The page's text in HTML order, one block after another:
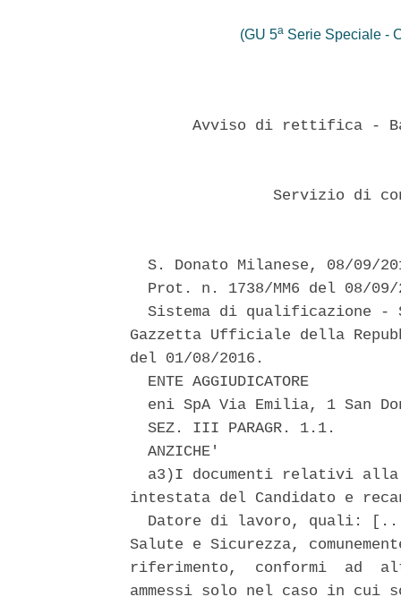
(GU 5aSerie Speciale -
Avviso di rettifica -
Servizio di
S. Donato Milanese, 08/09/
Prot. n. 1738/MM6 del 08/
Sistema di qualificazione -
Gazzetta Ufficiale della
del 01/08/2016.
  ENTE AGGIUDICATORE
eni SpA Via Emilia, 1 San
  SEZ. III PARAGR. 1.1.
  ANZICHE'
a3)I documenti relativi
intestata del Candidato e
Datore di lavoro, quali:
Salute e Sicurezza,
riferimento,  conformi  ad
ammessi solo nel caso in